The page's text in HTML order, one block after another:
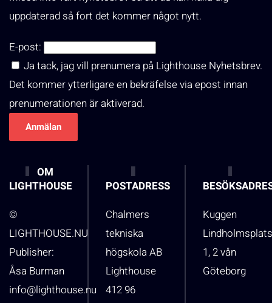
uppdaterad så fort det kommer något nytt.
E-post:
Ja tack, jag vill prenumera på Lighthouse Nyhetsbrev.
Det kommer ytterligare en bekräfelse via epost innan
prenumerationen är aktiverad.
OM
LIGHTHOUSE
©
LIGHTHOUSE.NU
Publisher:
Åsa Burman
info@lighthouse.nu
POSTADRESS
Chalmers
tekniska
högskola AB
Lighthouse
412 96
Kuggen
1, 2 vån
Göteborg